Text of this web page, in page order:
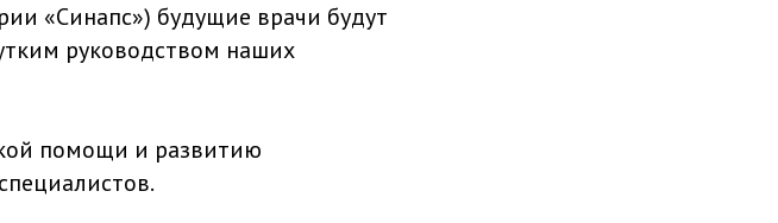
«Синапс») будущие врачи будут
руководством наших
помощи и развитию